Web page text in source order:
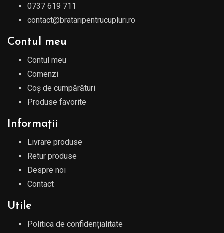
0737 619 711
contact@brataripentrucupluri.ro
Contul meu
Contul meu
Comenzi
Coș de cumpărături
Produse favorite
Informații
Livrare produse
Retur produse
Despre noi
Contact
Utile
Politica de confidențialitate